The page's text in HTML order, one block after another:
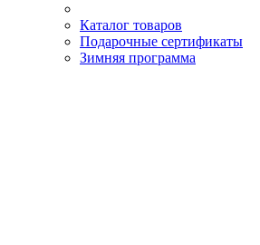
Каталог товаров
Подарочные сертификаты
Зимняя программа